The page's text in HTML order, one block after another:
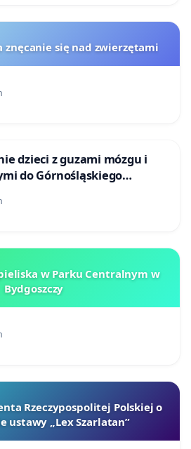
znęcanie się nad zwierzętami
dzieci z guzami mózgu i
do Górnośląskiego
w Katowicach
w Parku Centralnym w
Bydgoszczy
Rzeczypospolitej Polskiej o
ustawy „Lex Szarlatan”